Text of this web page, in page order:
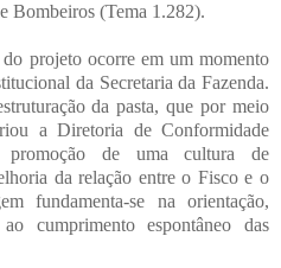
Bombeiros (Tema 1.282).
projeto ocorre em um momento
da Secretaria da Fazenda.
da pasta, que por meio
a Diretoria de Conformidade
de uma cultura de
da relação entre o Fisco e o
fundamenta-se na orientação,
cumprimento espontâneo das